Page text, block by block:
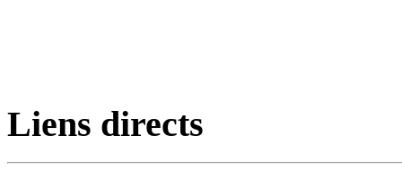
Liens directs